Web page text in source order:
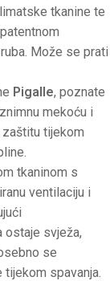
tkanine te
Može se prati
Pigalle, poznate
mekoću i
zaštitu tijekom
tkaninom s
ventilaciju i
ostaje svježa,
se
spavanja.